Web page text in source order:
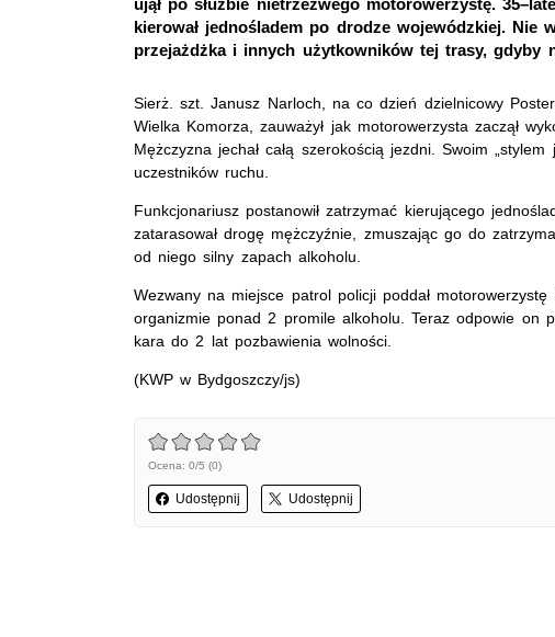
ujął po służbie nietrzeźwego motorowerzystę.
kierował jednośladem po drodze wojewódzkiej. Nie
przejażdżka i innych użytkowników tej trasy, gdyby
Sierż. szt. Janusz Narloch, na co dzień dzielnicowy
Wielka Komorza, zauważył jak motorowerzysta zaczął
Mężczyzna jechał całą szerokością jezdni. Swoim
uczestników ruchu.
Funkcjonariusz postanowił zatrzymać kierującego
zatarasował drogę mężczyźnie, zmuszając go do
od niego silny zapach alkoholu.
Wezwany na miejsce patrol policji poddał
organizmie ponad 2 promile alkoholu. Teraz odpowie on
kara do 2 lat pozbawienia wolności.
(KWP w Bydgoszczy/js)
Ocena: 0/5 (0)
Udostępnij Udostępnij